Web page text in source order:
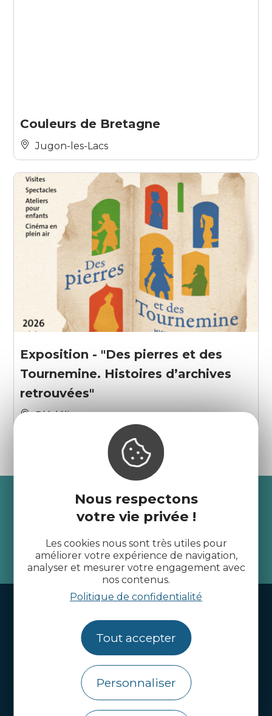
Nous respectons
votre vie privée !
Les cookies nous sont très utiles pour
améliorer votre expérience de navigation,
analyser et mesurer votre engagement avec
nos contenus.
Politique de confidentialité
Tout accepter
Personnaliser
Couleurs de Bretagne
Jugon-les-Lacs
Exposition - "Des pierres et des
Tournemine. Histoires d’archives
retrouvées"
Plédéliac
Recevez l’actualité des
Côtes d’Armor
je m'abonne
Handi-tourisme
Côtes d’Armor Destination